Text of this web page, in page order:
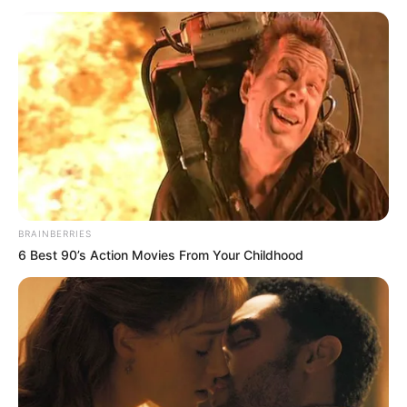
lindíssimos, feitos com materiais acessíveis e
técnicas simples. Com essas ideias, ficará muito
mais fácil produzir a sua casa e deixar todos os
espaços prontos para receber amigos e
familiares.
Veja também:
Pote de Vidro Decorado com Pintura Natalina
Porta Bombom de EVA – Casinha Natalina
Índice
Tipos de materiais
27 enfeites de Natal fáceis de fazer em casa
Ornamentos com palito de picolé
Enfeites de Natal com pinha
Enfeites com barbante
BRAINBERRIES
6 Best 90’s Action Movies From Your Childhood